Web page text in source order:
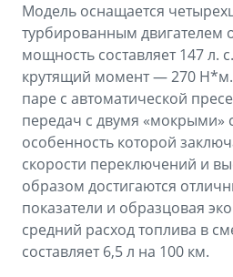
Модель оснащается
турбированным двигателем
мощность составляет 147 л.
крутящий момент — 270
паре с автоматической
передач с двумя «мокрыми»
особенность которой
скорости переключений и
образом достигаются
показатели и образцовая
средний расход топлива в
составляет 6,5 л на 100 км.